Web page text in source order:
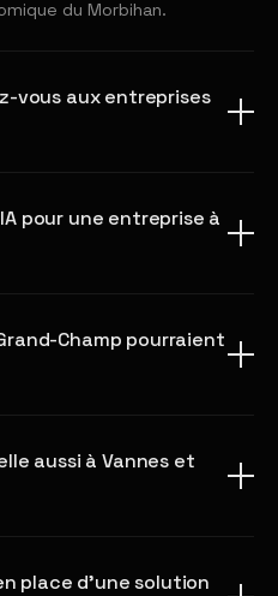
du Morbihan.
vous aux entreprises
pour une entreprise à
Champ pourraient
aussi à Vannes et
place d'une solution